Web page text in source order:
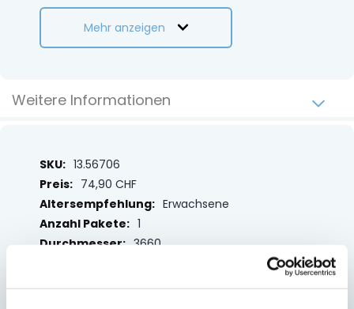
Mehr anzeigen
Weitere Informationen
Weitere
Informationen
13.56706
74,90 CHF
Erwachsene
1
3660